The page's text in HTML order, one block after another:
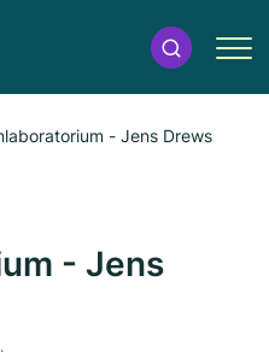
- Jens Drews
- Jens